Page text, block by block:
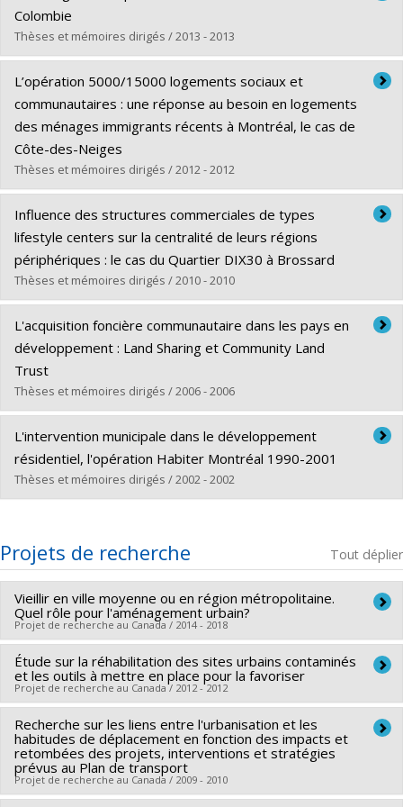
Cycle :Maîtrise
Diplôme obtenu :M. Urb.
Lien vers le document dans Papyrus
Colombie
Thèses et mémoires dirigés / 2013 - 2013
Diplômé(e) :Zorro Paez, Mauricio L.
Cycle :Maîtrise
Diplôme obtenu :M. Sc. A.
Lien vers le document dans Papyrus
L’opération 5000/15000 logements sociaux et
communautaires : une réponse au besoin en logements
des ménages immigrants récents à Montréal, le cas de
Côte-des-Neiges
Thèses et mémoires dirigés / 2012 - 2012
Diplômé(e) :Bahlouli, Abdelaziz
Cycle :Maîtrise
Diplôme obtenu :M. Sc. A.
Lien vers le document dans Papyrus
Influence des structures commerciales de types
lifestyle centers sur la centralité de leurs régions
périphériques : le cas du Quartier DIX30 à Brossard
Thèses et mémoires dirigés / 2010 - 2010
Diplômé(e) :Luis, William
Cycle :Maîtrise
Diplôme obtenu :
Lien vers le document dans Papyrus
L'acquisition foncière communautaire dans les pays en
développement : Land Sharing et Community Land
Trust
Thèses et mémoires dirigés / 2006 - 2006
Diplômé(e) :Gingras, Philippe
Cycle :Maîtrise
Diplôme obtenu :M. Sc.
Lien vers le document dans Papyrus
L'intervention municipale dans le développement
résidentiel, l'opération Habiter Montréal 1990-2001
Thèses et mémoires dirigés / 2002 - 2002
Cycle :
Maîtrise
Diplôme obtenu :M. Urb.
Lien vers le document dans Papyrus
Projets de recherche Tout déplier
Vieillir en ville moyenne ou en région métropolitaine.
Quel rôle pour l'aménagement urbain?
Projet de recherche au Canada / 2014 - 2018
Chercheur principal : Paula Negron-Poblete
Co-chercheurs : Daniel Gill,Yan Kestens,Sébastien Lord
Site du projet: www.vieillirauquebec.umontreal.ca/
L’objectif principal est de déterminer dans quelle mesure,
différents types d’environnements urbains favorisent une
expérience positive du vieillissement en fonction de
Étude sur la réhabilitation des sites urbains contaminés
et les outils à mettre en place pour la favoriser
Projet de recherche au Canada / 2012 - 2012
Chercheur principal : Daniel Gill
Co-chercheurs : Paula Negron-Poblete
À la demande de Réseau Environnement, les professeurs et
Recherche sur les liens entre l'urbanisation et les
habitudes de déplacement en fonction des impacts et
retombées des projets, interventions et stratégies
prévus au Plan de transport
Projet de recherche au Canada / 2009 - 2010